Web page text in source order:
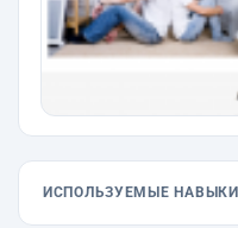
ИСПОЛЬЗУЕМЫЕ НАВЫКИ